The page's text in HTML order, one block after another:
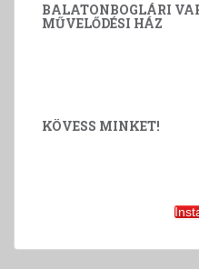
BALATONBOGLÁRI
MŰVELŐDÉSI HÁZ
KÖVESS MINKET!